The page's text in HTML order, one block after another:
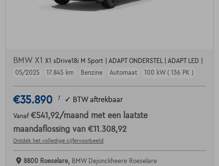
BMW X1 X1 sDrive18i M Sport | ADAPT ONDERSTEL | ADAPT LED |
05/2025
17.845 km Benzine Automaat 100 kW ( 136 PK )
€35.890 1 ✓ BTW aftrekbaar
Vanaf €541,92/maand met een laatste
maandaflossing van €11.308,92
Ontdek het volledige cijfervoorbeeld
8800 Roeselare, BMW Dejonckheere Roeselare